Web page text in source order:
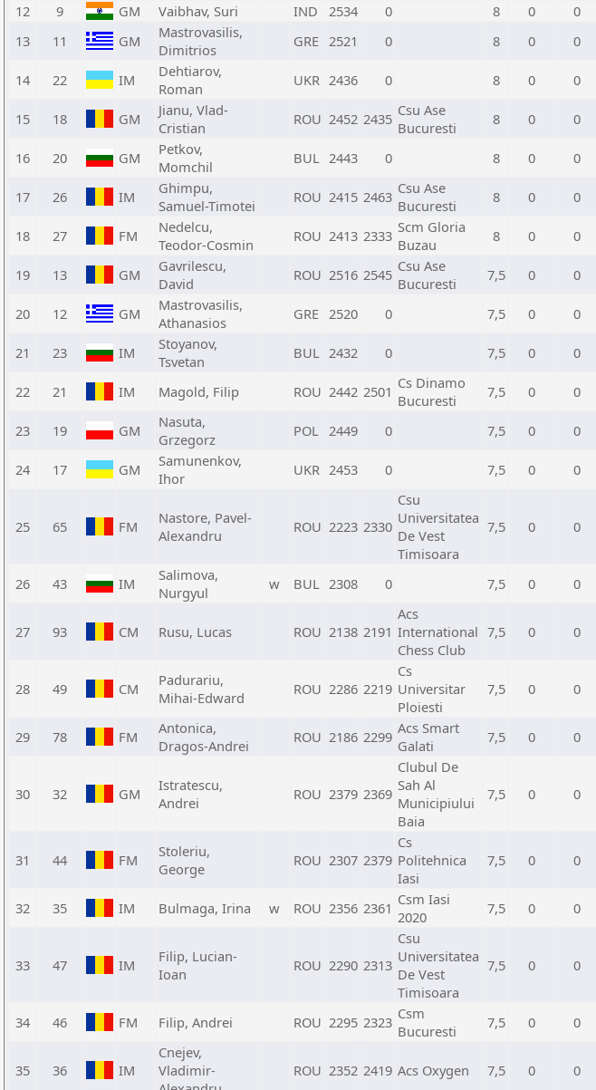
12
9 GM Vaibhav, Suri IND 2534 0 8 0 0
13
11 GM
Mastrovasilis,
Dimitrios
GRE 2521 0 8 0 0
14 22 IM
Dehtiarov,
Roman
UKR 2436 0 8 0 0
15 18 GM
Jianu, Vlad-
Cristian
ROU 2452 2435 Csu Ase
Bucuresti
8 0 0
16 20 GM
Petkov,
Momchil
BUL 2443 0 8 0 0
17 26 IM
Ghimpu,
Samuel-Timotei
ROU 2415 2463 Csu Ase
Bucuresti
8 0 0
18 27 FM
Nedelcu,
Teodor-Cosmin
ROU 2413 2333 Scm Gloria
Buzau
8 0 0
19 13 GM
Gavrilescu,
David
ROU 2516 2545 Csu Ase
Bucuresti
7,5 0 0
20 12 GM
Mastrovasilis,
Athanasios
GRE 2520 0 7,5 0 0
21 23 IM
Stoyanov,
Tsvetan
BUL 2432 0 7,5 0 0
22 21 IM Magold, Filip ROU 2442 2501 Cs Dinamo
Bucuresti
7,5 0 0
23 19 GM
Nasuta,
Grzegorz
POL 2449 0 7,5 0 0
24 17 GM
Samunenkov,
Ihor
UKR 2453 0 7,5 0 0
25 65 FM
Nastore, Pavel-
Alexandru
ROU 2223 2330
Csu
Universitatea
De Vest
Timisoara
7,5 0 0
26 43 IM
Salimova,
Nurgyul
w BUL 2308 0 7,5 0 0
27 93 CM Rusu, Lucas ROU 2138 2191
Acs
International
Chess Club
7,5 0 0
28 49 CM
Padurariu,
Mihai-Edward
ROU 2286 2219
Cs
Universitar
Ploiesti
7,5 0 0
29 78 FM
Antonica,
Dragos-Andrei
ROU 2186 2299 Acs Smart
Galati
7,5 0 0
30 32 GM
Istratescu,
Andrei
ROU 2379 2369
Clubul De
Sah Al
Municipiului
Baia
7,5 0 0
31 44 FM
Stoleriu,
George
ROU 2307 2379
Cs
Politehnica
Iasi
7,5 0 0
32 35 IM Bulmaga, Irina w ROU 2356 2361 Csm Iasi
2020
7,5 0 0
33 47 IM
Filip, Lucian-
Ioan
ROU 2290 2313
Csu
Universitatea
De Vest
Timisoara
7,5 0 0
34 46 FM Filip, Andrei ROU 2295 2323 Csm
Bucuresti
7,5 0 0
35 36 IM
Cnejev,
Vladimir-
ROU 2352 2419 Acs Oxygen 7,5 0 0